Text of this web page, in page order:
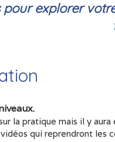
explorer
la pratique mais il y
qui reprendront les